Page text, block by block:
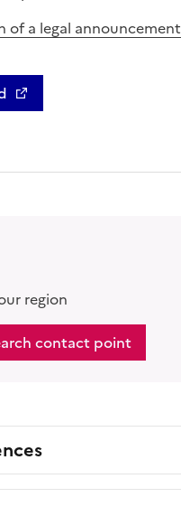
of a legal announcement
region
contact point